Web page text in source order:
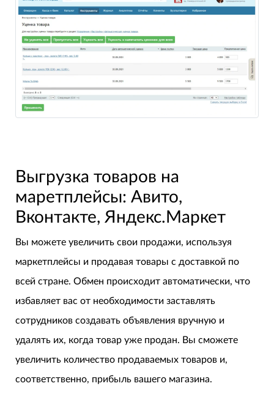
Выгрузка товаров на
маретплейсы: Авито,
Вконтакте, Яндекс.Маркет
Вы можете увеличить свои продажи, используя
маркетплейсы и продавая товары с доставкой по
всей стране. Обмен происходит автоматически, что
избавляет вас от необходимости заставлять
сотрудников создавать объявления вручную и
удалять их, когда товар уже продан. Вы сможете
увеличить количество продаваемых товаров и,
соответственно, прибыль вашего магазина.